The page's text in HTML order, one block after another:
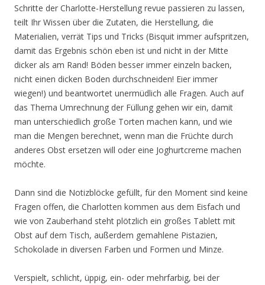
Schritte der Charlotte-Herstellung revue passieren zu lassen,
teilt Ihr Wissen über die Zutaten, die Herstellung, die
Materialien, verrät Tips und Tricks (Bisquit immer aufspritzen,
damit das Ergebnis schön eben ist und nicht in der Mitte
dicker als am Rand! Böden besser immer einzeln backen,
nicht einen dicken Boden durchschneiden! Eier immer
wiegen!) und beantwortet unermüdlich alle Fragen. Auch auf
das Thema Umrechnung der Füllung gehen wir ein, damit
man unterschiedlich große Torten machen kann, und wie
man die Mengen berechnet, wenn man die Früchte durch
anderes Obst ersetzen will oder eine Joghurtcreme machen
möchte.
Dann sind die Notizblöcke gefüllt, für den Moment sind keine
Fragen offen, die Charlotten kommen aus dem Eisfach und
wie von Zauberhand steht plötzlich ein großes Tablett mit
Obst auf dem Tisch, außerdem gemahlene Pistazien,
Schokolade in diversen Farben und Formen und Minze.
Verspielt, schlicht, üppig, ein- oder mehrfarbig, bei der